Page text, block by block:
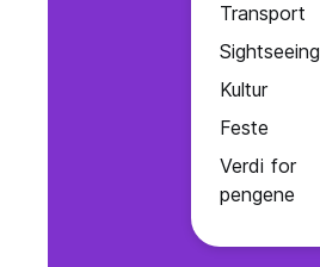
Transport
Sightseeing
Kultur
Feste
Verdi for
pengene